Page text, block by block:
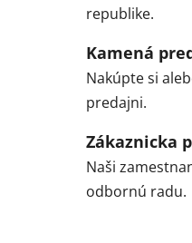
republike.
Kamená
Nakúpte si
predajni.
Zákaznicka
Naši
odbornú radu.